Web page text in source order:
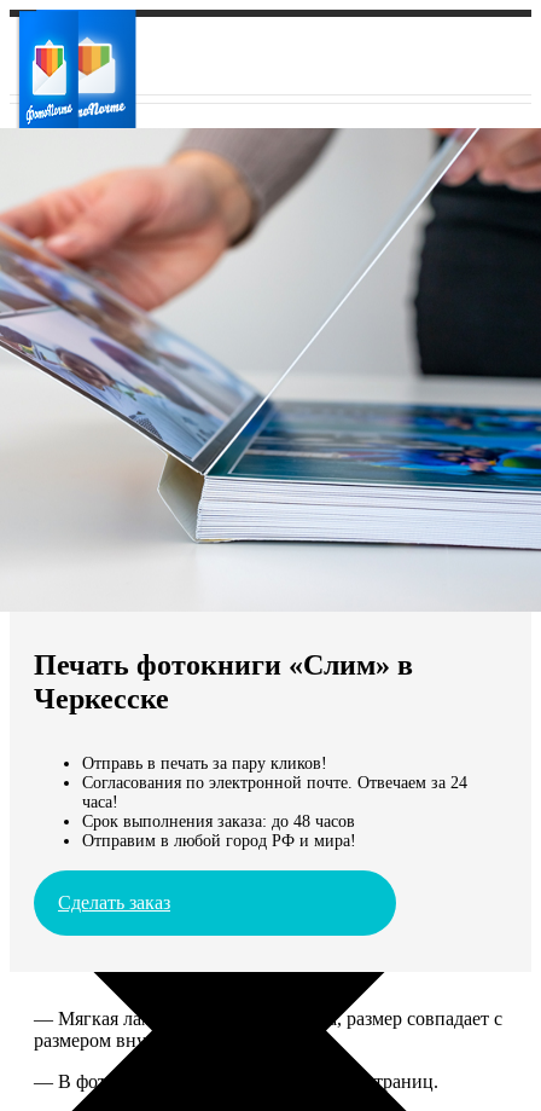
Ваш город:
Ваш регион доставки
Выберите из списка:
Мы доставляем по всему миру
Продолжить без города
Печать фотокниги «Слим» в
Черкесске
Отправь в печать за пару кликов!
Согласования по электронной почте. Отвечаем за 24
часа!
Срок выполнения заказа: до 48 часов
Отправим в любой город РФ и мира!
Сделать заказ
— Мягкая ламинированная обложка, размер совпадает с
размером внутреннего блока.
— В фотокниге может быть от 10 до 50 страниц.